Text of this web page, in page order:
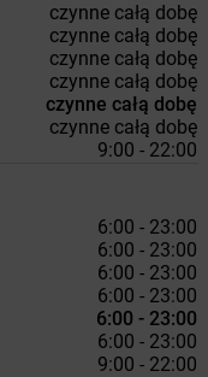
czynne całą dobę
czynne całą dobę
czynne całą dobę
czynne całą dobę
czynne całą dobę
czynne całą dobę
9:00 - 22:00
6:00 - 23:00
6:00 - 23:00
6:00 - 23:00
6:00 - 23:00
6:00 - 23:00
6:00 - 23:00
9:00 - 22:00